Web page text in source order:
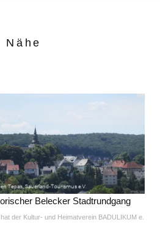
Nähe
Belecker Stadtrundgang
der Kultur- und Heimatverein BADULIKUM e.